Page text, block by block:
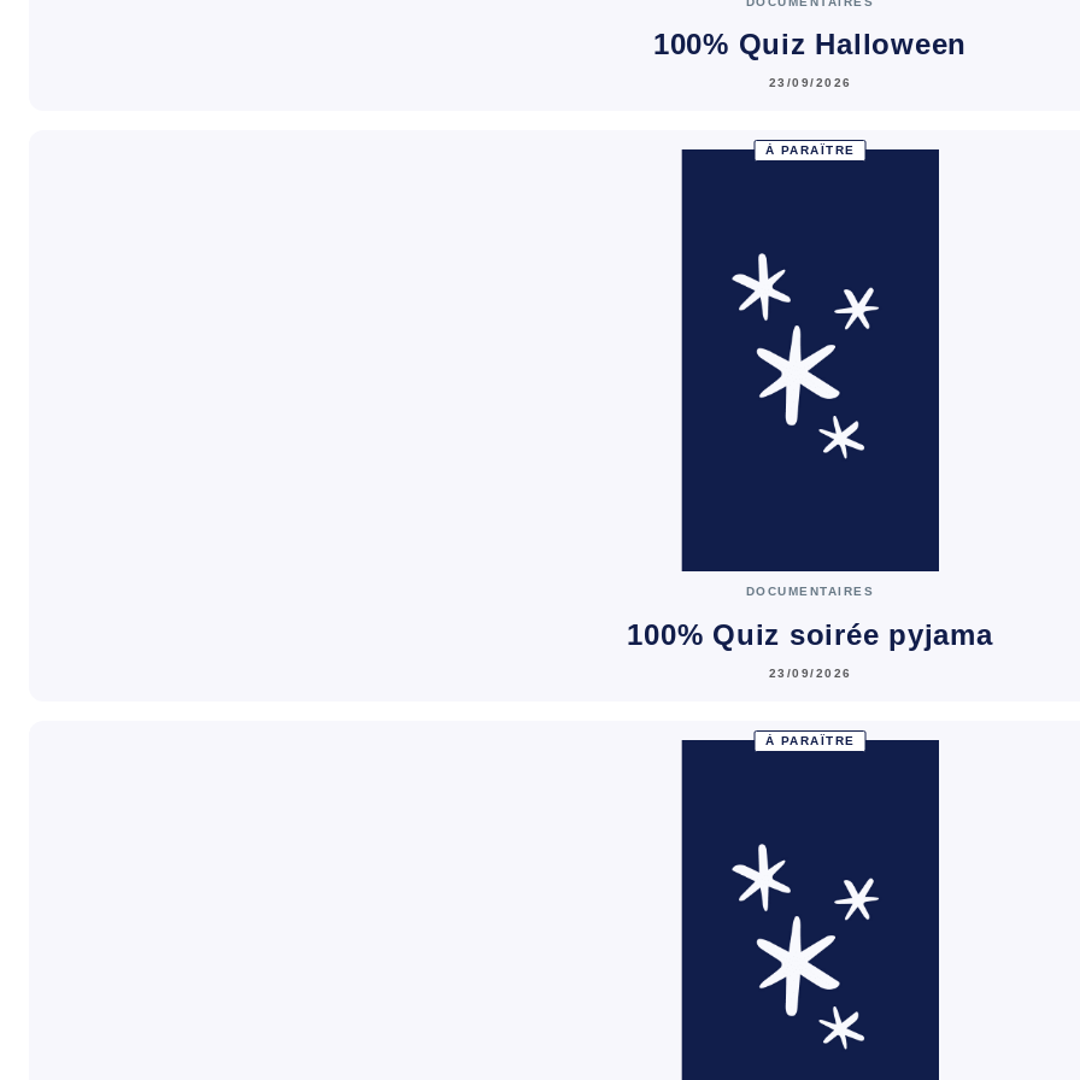
100% Quiz Halloween
23/09/2026
À PARAÎTRE
DOCUMENTAIRES
100% Quiz soirée pyjama
23/09/2026
À PARAÎTRE